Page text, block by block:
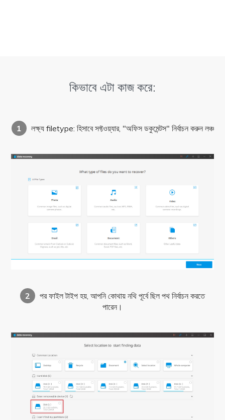
কিভাবে এটা কাজ করে:
1 লক্ষ্য filetype: হিসাবে সফ্টওয়্যার, "অফিস ডকুমেন্টস" নির্বাচন করুন লঞ্চ
2
পর ফাইল টাইপ হয়, আপনি কোথায় নথি পূর্বে ছিল পথ নির্বাচন করতে
পারেন।